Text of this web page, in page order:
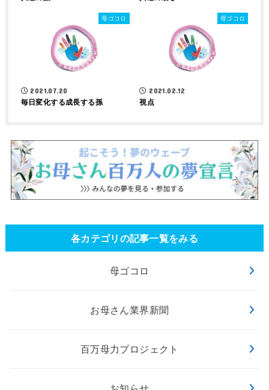
母ゴコロ
2021.07.20
毎日変化する成長する孫
母ゴコロ
2021.02.12
視点
各カテゴリの記事一覧をみる
母ゴコロ
お母さん業界新聞
百万母力プロジェクト